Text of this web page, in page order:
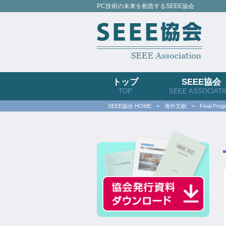
PC技術の未来を創造するSEEE協会
トップ
TOP
SEEE協会
SEEE
SEEE協会 HOME > 海外文献 > Final